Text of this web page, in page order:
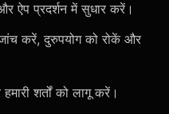
ऐप प्रदर्शन में सुधार करें।
करें, दुरुपयोग को रोकें और
शर्तों को लागू करें।